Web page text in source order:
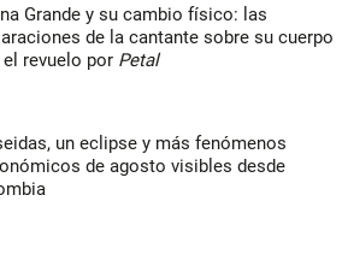
Grande y su cambio físico: las
de la cantante sobre su cuerpo
revuelo por Petal
un eclipse y más fenómenos
de agosto visibles desde